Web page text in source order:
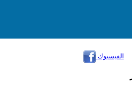
الفيسبوك